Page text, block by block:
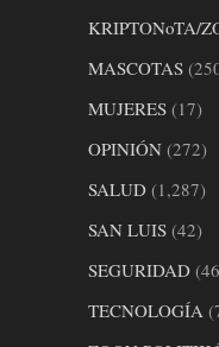
KRIPTONoTA/
MASCOTAS
MUJERES (17)
OPINIÓN (272)
SALUD (1,287)
SAN LUIS (42)
SEGURIDAD
TECNOLOGÍA